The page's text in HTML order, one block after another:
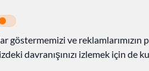
göstermemizi ve reklamlarımızın
davranışınızı izlemek için de